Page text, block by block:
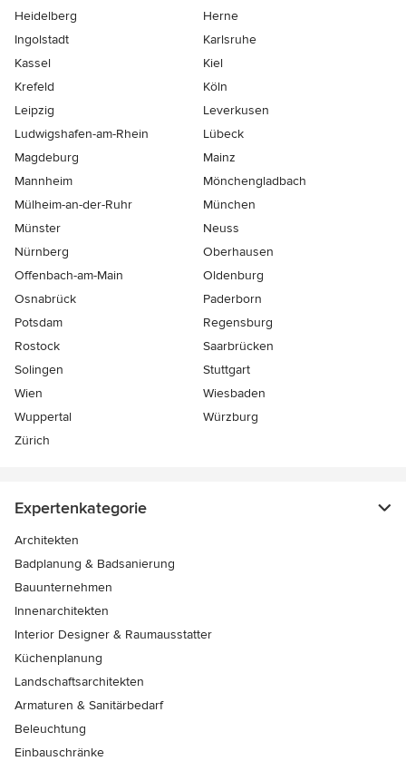
Heidelberg
Herne
Ingolstadt
Karlsruhe
Kassel
Kiel
Krefeld
Köln
Leipzig
Leverkusen
Ludwigshafen-am-Rhein
Lübeck
Magdeburg
Mainz
Mannheim
Mönchen­gladbach
Mülheim-an-der-Ruhr
München
Münster
Neuss
Nürnberg
Oberhausen
Offenbach-am-Main
Oldenburg
Osnabrück
Paderborn
Potsdam
Regensburg
Rostock
Saarbrücken
Solingen
Stuttgart
Wien
Wiesbaden
Wuppertal
Würzburg
Zürich
Expertenkategorie
Architekten
Badplanung & Badsanierung
Bauunternehmen
Innenarchitekten
Interior Designer & Raumausstatter
Küchenplanung
Landschaftsarchitekten
Armaturen & Sanitärbedarf
Beleuchtung
Einbauschränke